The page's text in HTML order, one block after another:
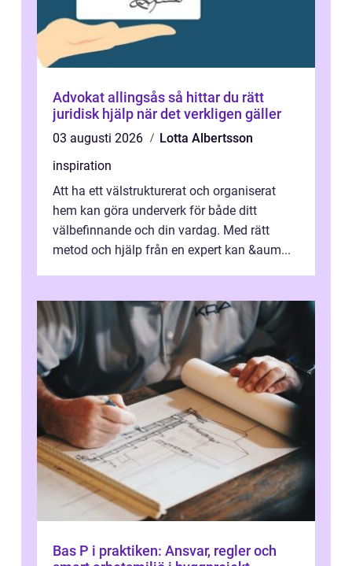
Advokat allingsås så hittar du rätt
juridisk hjälp när det verkligen gäller
03 augusti 2026
Lotta Albertsson
inspiration
Att ha ett välstrukturerat och organiserat
hem kan göra underverk för både ditt
välbefinnande och din vardag. Med rätt
metod och hjälp från en expert kan &aum...
Bas P i praktiken: Ansvar, regler och